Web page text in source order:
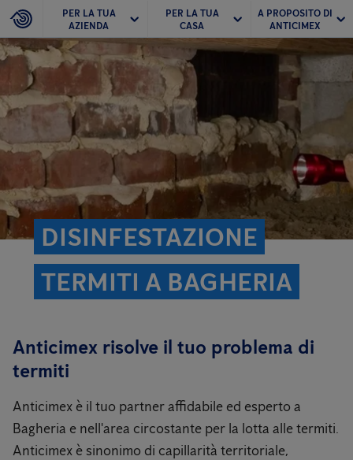
PER LA TUA
AZIENDA
PER LA TUA
CASA
A PROPOSITO DI
ANTICIMEX
DISINFESTAZIONE
TERMITI A BAGHERIA
Anticimex risolve il tuo problema di
termiti
Anticimex è il tuo partner affidabile ed esperto a
Bagheria e nell'area circostante per la lotta alle termiti.
Anticimex è sinonimo di capillarità territoriale,